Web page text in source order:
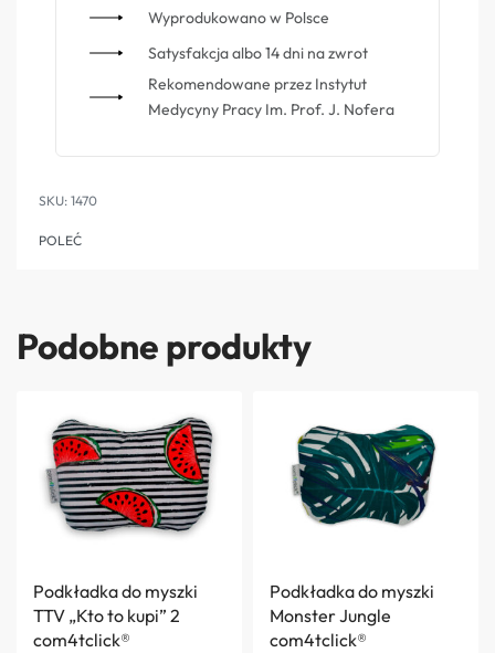
Wyprodukowano w Polsce
Satysfakcja albo 14 dni na zwrot
Rekomendowane przez Instytut
Medycyny Pracy Im. Prof. J. Nofera
1470
POLEĆ
Podobne produkty
Podkładka do myszki
TTV „Kto to kupi” 2
com4tclick®
Podkładka do myszki
Monster Jungle
com4tclick®